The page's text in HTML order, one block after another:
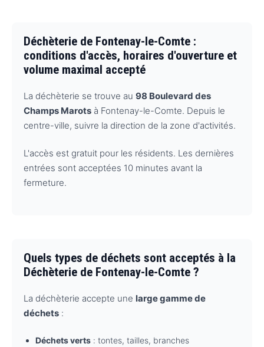
Déchèterie de Fontenay-le-Comte :
conditions d'accès, horaires d'ouverture et
volume maximal accepté
La déchèterie se trouve au 98 Boulevard des
Champs Marots à Fontenay-le-Comte. Depuis le
centre-ville, suivre la direction de la zone d'activités.
L'accès est gratuit pour les résidents. Les dernières
entrées sont acceptées 10 minutes avant la
fermeture.
Quels types de déchets sont acceptés à la
Déchèterie de Fontenay-le-Comte ?
La déchèterie accepte une large gamme de
déchets :
Déchets verts : tontes, tailles, branches